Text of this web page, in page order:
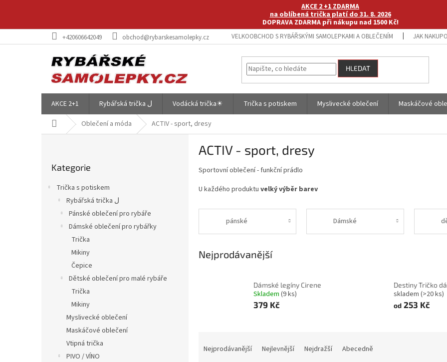
AKCE 2 +1 ZDARMA
na oblíbená trička platí do 31. 8. 2026
DOPRAVA ZDARMA při nákupu nad 1500 Kč!
+420606642049 obchod@rybarskesamolepky.cz VELKOOBCHOD S RYBÁŘSKÝMI SAMOLEPKAMI A OBLEČENÍM JAK
HLEDAT
AKCE 2+1 Rybářská trička ل Vodácká trička☀ Trička s potiskem Myslivecké oblečení Maskáčové
Domů Oblečení a móda ACTIV - sport, dresy
kategorie
Kategorie
Trička s potiskem
Rybářská trička ل
Pánské oblečení pro rybáře
Dámské oblečení pro rybářky
Trička
Mikiny
Čepice
Dětské oblečení pro malé rybáře
Trička
Mikiny
Myslivecké oblečení
Maskáčové oblečení
Vtipná trička
PIVO / VÍNO
ACTIV - sport, dresy
Sportovní oblečení - funkční prádlo
U každého produktu velký výběr barev
pánské Dámské
Nejprodávanější
Dámské legíny Cirene
Skladem (9 ks)
379 Kč
Destiny Tričko
skladem (>20 ks)
od253 Kč
Nejprodávanější Nejlevnější Nejdražší Abecedně